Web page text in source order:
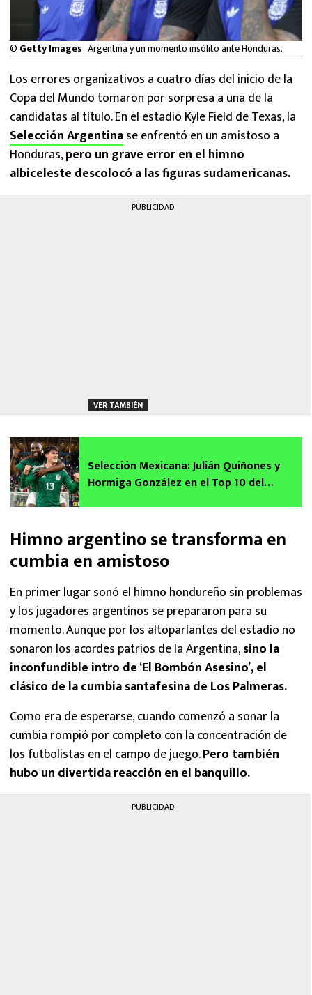
© Getty Images Argentina y un momento insólito ante Honduras.
Los errores organizativos a cuatro días del inicio de la
Copa del Mundo tomaron por sorpresa a una de la
candidatas al título. En el estadio Kyle Field de Texas, la
Selección Argentinase enfrentó en un amistoso a
Honduras,pero un grave error en el himno
albiceleste descolocó a las figuras sudamericanas.
PUBLICIDAD
VER TAMBIÉN
Selección Mexicana: Julián Quiñones y
Hormiga González en el Top 10 del
Himno argentino se transforma en
cumbia en amistoso
En primer lugar sonó el himno hondureño sin problemas
y los jugadores argentinos se prepararon para su
momento. Aunque por los altoparlantes del estadio no
sonaron los acordes patrios de la Argentina,sino la
inconfundible intro de ‘El Bombón Asesino’, el
clásico de la cumbia santafesina de Los Palmeras.
Como era de esperarse, cuando comenzó a sonar la
cumbia rompió por completo con la concentración de
los futbolistas en el campo de juego.Pero también
hubo un divertida reacción en el banquillo.
PUBLICIDAD